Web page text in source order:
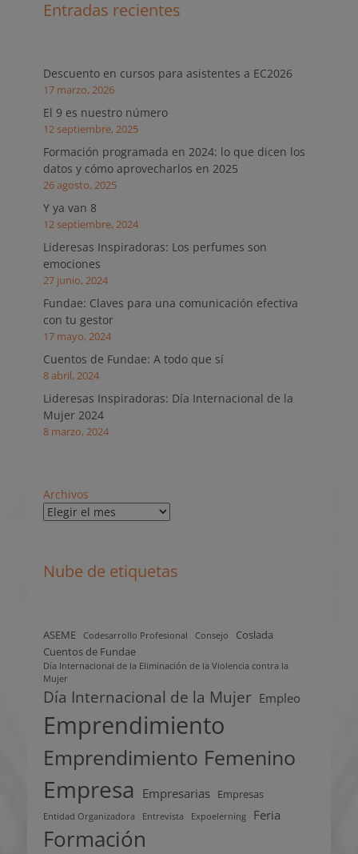
Entradas recientes
Descuento en cursos para asistentes a EC2026
17 marzo, 2026
El 9 es nuestro número
12 septiembre, 2025
Formación programada en 2024: lo que dicen los
datos y cómo aprovecharlos en 2025
26 agosto, 2025
Y ya van 8
12 septiembre, 2024
Lideresas Inspiradoras: Los perfumes son
emociones
27 junio, 2024
Fundae: Claves para una comunicación efectiva
con tu gestor
17 mayo, 2024
Cuentos de Fundae: A todo que sí
8 abril, 2024
Lideresas Inspiradoras: Día Internacional de la
Mujer 2024
8 marzo, 2024
Archivos
Nube de etiquetas
ASEME Codesarrollo Profesional Consejo
Coslada
Cuentos de Fundae
Día Internacional de la Eliminación de la Violencia contra la
Mujer
Día Internacional de la Mujer Empleo
Emprendimiento
Emprendimiento Femenino
Empresa Empresarias Empresas
Entidad Organizadora Entrevista Expoelerning Feria
Formación